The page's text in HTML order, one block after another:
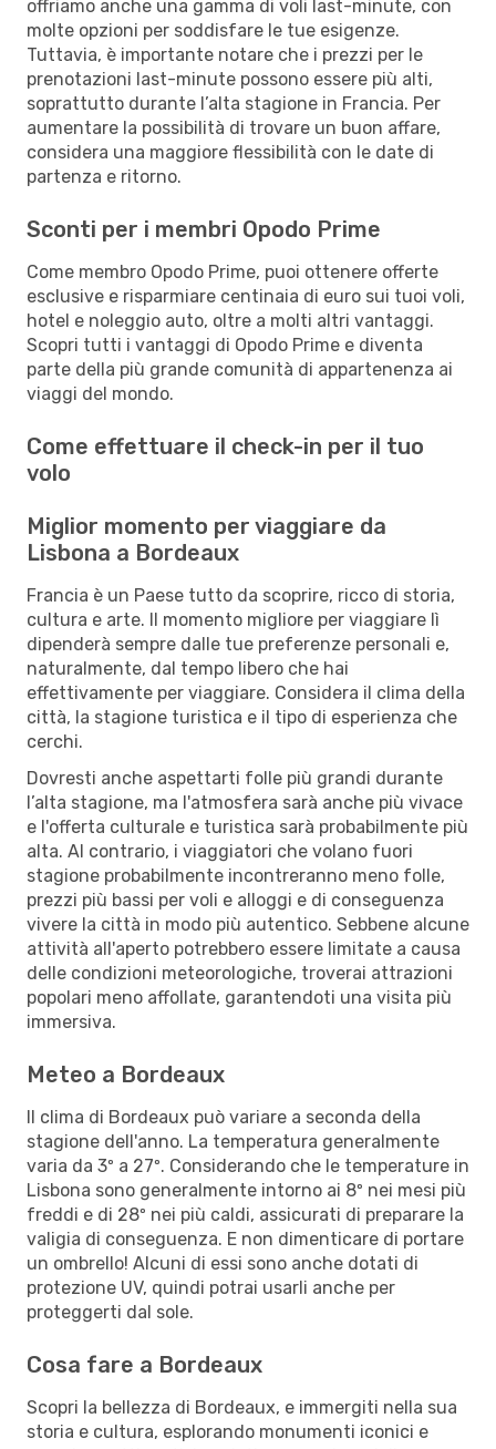
offriamo anche una gamma di voli last-minute, con
molte opzioni per soddisfare le tue esigenze.
Tuttavia, è importante notare che i prezzi per le
prenotazioni last-minute possono essere più alti,
soprattutto durante l’alta stagione in Francia. Per
aumentare la possibilità di trovare un buon affare,
considera una maggiore flessibilità con le date di
partenza e ritorno.
Sconti per i membri Opodo Prime
Come membro Opodo Prime, puoi ottenere offerte
esclusive e risparmiare centinaia di euro sui tuoi voli,
hotel e noleggio auto, oltre a molti altri vantaggi.
Scopri tutti i vantaggi di Opodo Prime e diventa
parte della più grande comunità di appartenenza ai
viaggi del mondo.
Come effettuare il check-in per il tuo
volo
Miglior momento per viaggiare da
Lisbona a Bordeaux
Francia è un Paese tutto da scoprire, ricco di storia,
cultura e arte. Il momento migliore per viaggiare lì
dipenderà sempre dalle tue preferenze personali e,
naturalmente, dal tempo libero che hai
effettivamente per viaggiare. Considera il clima della
città, la stagione turistica e il tipo di esperienza che
cerchi.
Dovresti anche aspettarti folle più grandi durante
l’alta stagione, ma l'atmosfera sarà anche più vivace
e l'offerta culturale e turistica sarà probabilmente più
alta. Al contrario, i viaggiatori che volano fuori
stagione probabilmente incontreranno meno folle,
prezzi più bassi per voli e alloggi e di conseguenza
vivere la città in modo più autentico. Sebbene alcune
attività all'aperto potrebbero essere limitate a causa
delle condizioni meteorologiche, troverai attrazioni
popolari meno affollate, garantendoti una visita più
immersiva.
Meteo a Bordeaux
Il clima di Bordeaux può variare a seconda della
stagione dell'anno. La temperatura generalmente
varia da 3º a 27º. Considerando che le temperature in
Lisbona sono generalmente intorno ai 8º nei mesi più
freddi e di 28º nei più caldi, assicurati di preparare la
valigia di conseguenza. E non dimenticare di portare
un ombrello! Alcuni di essi sono anche dotati di
protezione UV, quindi potrai usarli anche per
proteggerti dal sole.
Cosa fare a Bordeaux
Scopri la bellezza di Bordeaux, e immergiti nella sua
storia e cultura, esplorando monumenti iconici e